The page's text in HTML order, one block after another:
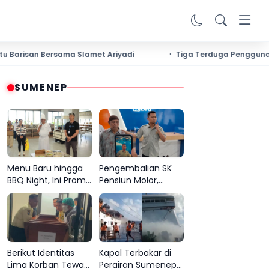
Bersama Slamet Ariyadi Tiga Terduga Pengguna
SUMENEP
Menu Baru hingga
BBQ Night, Ini Promo
Sae Rassa
Restaurant Agustus
Ini
Pengembalian SK
Pensiun Molor,
Keluarga Abdul
Hamid Desak BRI
Sumenep Tepati
Komitmen
Berikut Identitas
Lima Korban Tewas
Kapal Terbakar di
Perairan Sumenep,